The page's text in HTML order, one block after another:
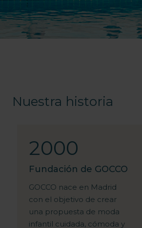
Nuestra historia
2000
Fundación de GOCCO
GOCCO nace en Madrid
con el objetivo de crear
una propuesta de moda
infantil cuidada, cómoda y